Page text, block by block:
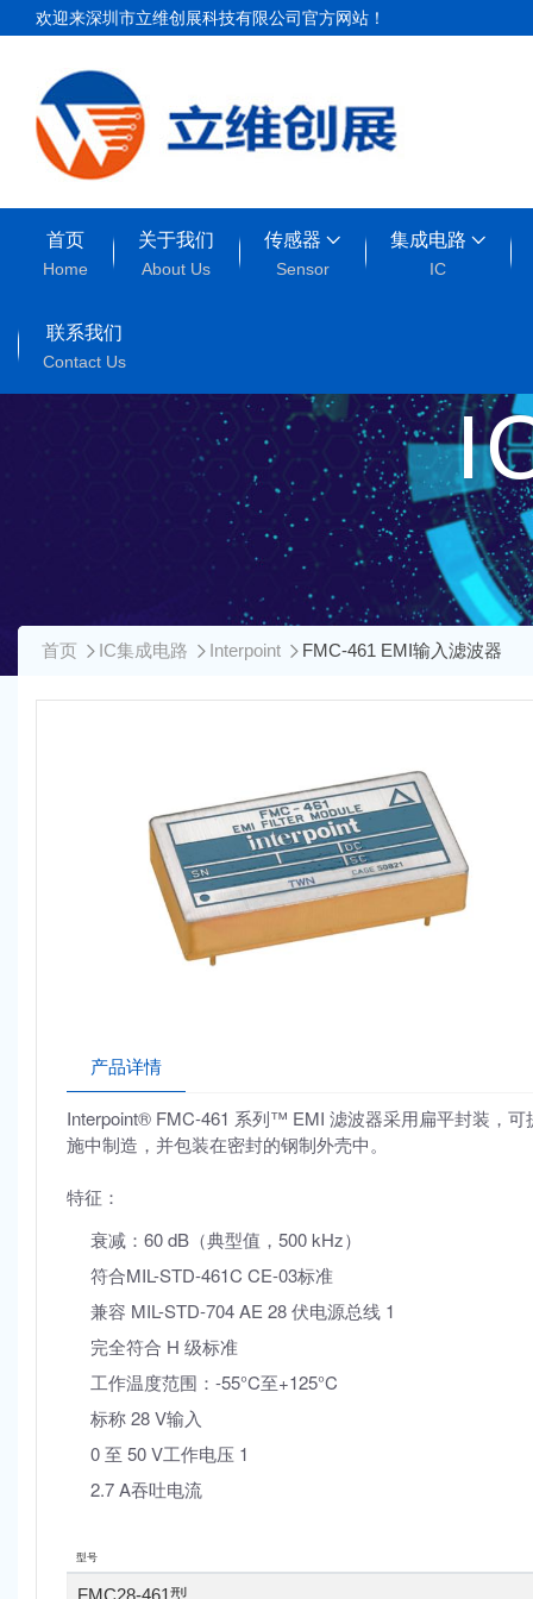
欢迎来深圳市立维创展科技有限公司官方网站！
首页
Home
关于我们
About Us
传感器
Sensor
集成电路
IC
联系我们
Contact Us
首页 IC集成电路 Interpoint FMC-461 EMI输入滤波器
产品详情
Interpoint® FMC-461 系列™ EMI 滤波器采用扁平封装，可
施中制造，并包装在密封的钢制外壳中。
特征：
衰减：60 dB（典型值，500 kHz）
符合MIL-STD-461C CE-03标准
兼容 MIL-STD-704 AE 28 伏电源总线 1
完全符合 H 级标准
工作温度范围：-55°C至+125°C
标称 28 V输入
0 至 50 V工作电压 1
2.7 A吞吐电流
型号
FMC28-461型